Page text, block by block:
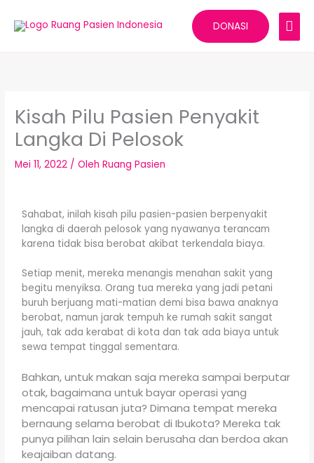
konten
DONASI
Kisah Pilu Pasien Penyakit
Langka Di Pelosok
Mei 11, 2022 / OlehRuang Pasien
Sahabat, inilah kisah pilu pasien-pasien berpenyakit
langka di daerah pelosok yang nyawanya terancam
karena tidak bisa berobat akibat terkendala biaya.
Setiap menit, mereka menangis menahan sakit yang
begitu menyiksa. Orang tua mereka yang jadi petani
buruh berjuang mati-matian demi bisa bawa anaknya
berobat, namun jarak tempuh ke rumah sakit sangat
jauh, tak ada kerabat di kota dan tak ada biaya untuk
sewa tempat tinggal sementara.
Bahkan, untuk makan saja mereka sampai berputar
otak, bagaimana untuk bayar operasi yang
mencapai ratusan juta? Dimana tempat mereka
bernaung selama berobat di Ibukota? Mereka tak
punya pilihan lain selain berusaha dan berdoa akan
keajaiban datang.